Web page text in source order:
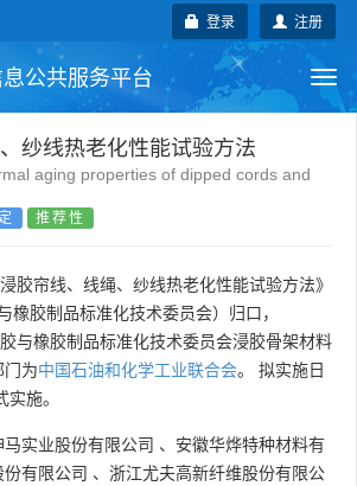
注册
登录
公共服务平台
行业标准 地方标准
纱线热老化性能试验方法
aging properties of dipped cords and
推荐性
胶帘线、线绳、纱线热老化性能试验方法》
橡胶制品标准化技术委员会）归口，
胶与橡胶制品标准化技术委员会浸胶骨架材料
门为中国石油和化学工业联合会。 拟实施日
施。
马实业股份有限公司 、 安徽华烨特种材料有
有限公司 、 浙江尤夫高新纤维股份有限公